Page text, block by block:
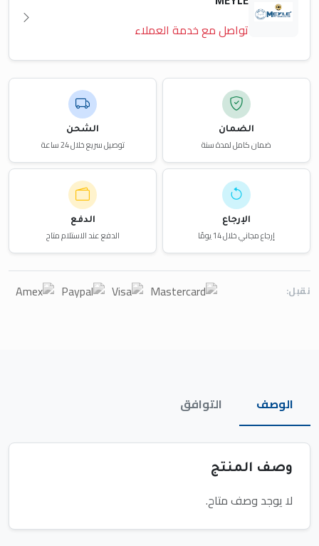
MEYLE
تواصل مع خدمة العملاء
الضمان
ضمان كامل لمدة سنة
الشحن
توصيل سريع خلال 24 ساعة
الإرجاع
إرجاع مجاني خلال 14 يومًا
الدفع
الدفع عند الاستلام متاح
نقبل:
الوصف التوافق
وصف المنتج
لا يوجد وصف متاح.